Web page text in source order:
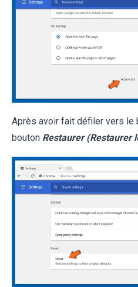
Après avoir fait défiler vers le
bouton Restaurer (Restaurer